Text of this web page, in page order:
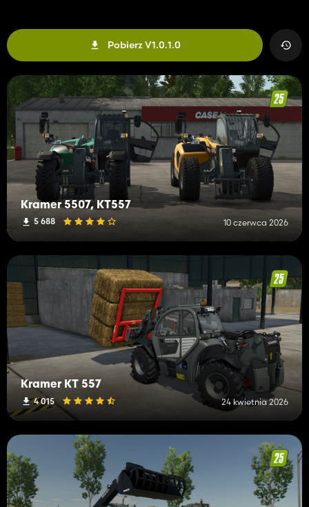
Pobierz V1.0.1.0
Kramer 5507, KT557
5 688 10 czerwca 2026
Kramer KT 557
4 015 24 kwietnia 2026